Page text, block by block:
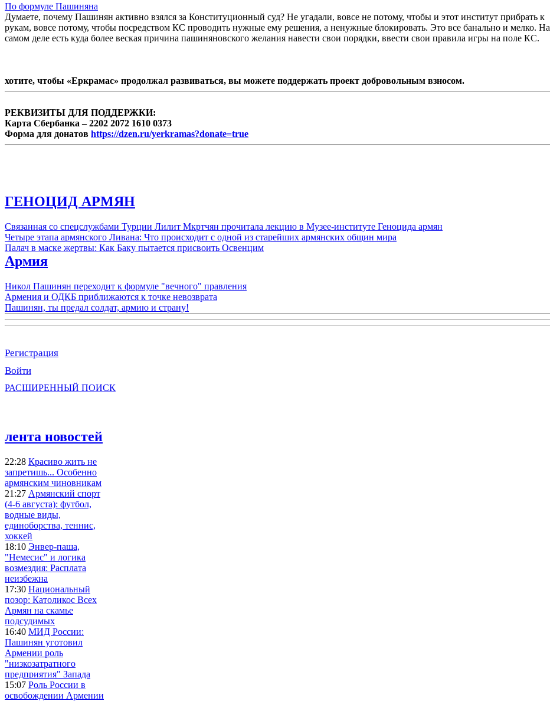
По формуле Пашиняна
Думаете, почему Пашинян активно взялся за Конституционный суд? Не угадали, вовсе не потому, чтобы и этот институт прибрать к
рукам, вовсе потому, чтобы посредством КС проводить нужные ему решения, а ненужные блокировать. Это все банально и мелко. На
самом деле есть куда более веская причина пашиняновского желания навести свои порядки, ввести свои правила игры на поле КС.
хотите, чтобы «Еркрамас» продолжал развиваться, вы можете поддержать проект добровольным взносом.
РЕКВИЗИТЫ ДЛЯ ПОДДЕРЖКИ:
Карта Сбербанка – 2202 2072 1610 0373
Форма для донатов https://dzen.ru/yerkramas?donate=true
ГЕНОЦИД АРМЯН
Связанная со спецслужбами Турции Лилит Мкртчян прочитала лекцию в Музее-институте Геноцида армян
Четыре этапа армянского Ливана: Что происходит с одной из старейших армянских общин мира
Палач в маске жертвы: Как Баку пытается присвоить Освенцим
Армия
Никол Пашинян переходит к формуле "вечного" правления
Армения и ОДКБ приближаются к точке невозврата
Пашинян, ты предал солдат, армию и страну!
Регистрация
Войти
РАСШИРЕННЫЙ ПОИСК
лента новостей
22:28 Красиво жить не
запретишь... Особенно
армянским чиновникам
21:27 Армянский спорт
(4-6 августа): футбол,
водные виды,
единоборства, теннис,
хоккей
18:10 Энвер-паша,
"Немесис" и логика
возмездия: Расплата
неизбежна
17:30 Национальный
позор: Католикос Всех
Армян на скамье
подсудимых
16:40 МИД России:
Пашинян уготовил
Армении роль
"низкозатратного
предприятия" Запада
15:07 Роль России в
освобождении Армении